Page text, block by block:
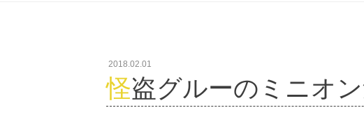
2018.02.01
怪盗グルーのミニオ